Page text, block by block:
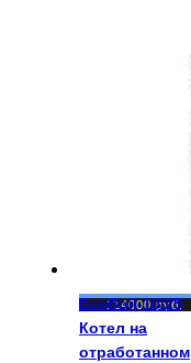
EcoBoil-10/25
Котел на
отработанном
114000руб.